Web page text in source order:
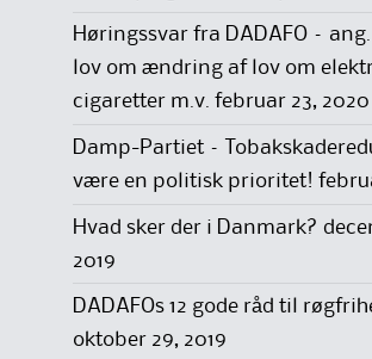
Høringssvar fra DADAFO –
lov om ændring af lov om
cigaretter m.v. februar 23, 2020
Damp-Partiet –
være en politisk prioritet!
Hvad sker der i Danmark?
2019
DADAFOs 12 gode råd til
oktober 29, 2019